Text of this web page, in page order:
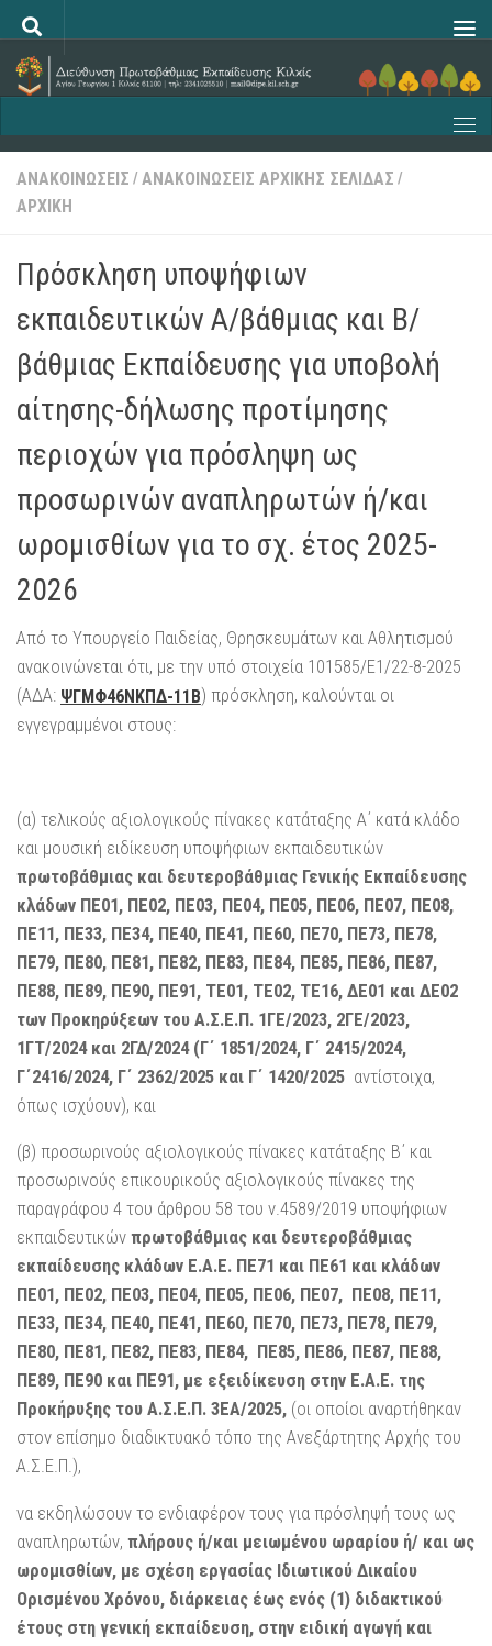
Skip to content
ΑΝΑΚΟΙΝΩΣΕΙΣ / ΑΝΑΚΟΙΝΩΣΕΙΣ ΑΡΧΙΚΗΣ ΣΕΛΙΔΑΣ /
ΑΡΧΙΚΗ
Πρόσκληση υποψήφιων
εκπαιδευτικών Α/βάθμιας και Β/
βάθμιας Εκπαίδευσης για υποβολή
αίτησης-δήλωσης προτίμησης
περιοχών για πρόσληψη ως
προσωρινών αναπληρωτών ή/και
ωρομισθίων για το σχ. έτος 2025-
2026
Από το Υπουργείο Παιδείας, Θρησκευμάτων και Αθλητισμού
ανακοινώνεται ότι, με την υπό στοιχεία 101585/Ε1/22-8-2025
(ΑΔΑ: ΨΓΜΦ46ΝΚΠΔ-11Β) πρόσκληση, καλούνται οι
εγγεγραμμένοι στους:
(α) τελικούς αξιολογικούς πίνακες κατάταξης Α΄ κατά κλάδο
και μουσική ειδίκευση υποψήφιων εκπαιδευτικών
πρωτοβάθμιας και δευτεροβάθμιας Γενικής Εκπαίδευσης
κλάδων ΠΕ01, ΠΕ02, ΠΕ03, ΠΕ04, ΠΕ05, ΠΕ06, ΠΕ07, ΠΕ08,
ΠΕ11, ΠΕ33, ΠΕ34, ΠΕ40, ΠΕ41, ΠΕ60, ΠΕ70, ΠΕ73, ΠΕ78,
ΠΕ79, ΠΕ80, ΠΕ81, ΠΕ82, ΠΕ83, ΠΕ84, ΠΕ85, ΠΕ86, ΠΕ87,
ΠΕ88, ΠΕ89, ΠΕ90, ΠΕ91, ΤΕ01, ΤΕ02, ΤΕ16, ΔΕ01 και ΔΕ02
των Προκηρύξεων του Α.Σ.Ε.Π. 1ΓΕ/2023, 2ΓΕ/2023,
1ΓΤ/2024 και 2ΓΔ/2024 (Γ΄ 1851/2024, Γ΄ 2415/2024,
Γ΄2416/2024, Γ΄ 2362/2025 και Γ΄ 1420/2025 αντίστοιχα,
όπως ισχύουν), και
(β) προσωρινούς αξιολογικούς πίνακες κατάταξης Β΄ και
προσωρινούς επικουρικούς αξιολογικούς πίνακες της
παραγράφου 4 του άρθρου 58 του ν.4589/2019 υποψήφιων
εκπαιδευτικών πρωτοβάθμιας και δευτεροβάθμιας
εκπαίδευσης κλάδων Ε.Α.Ε. ΠΕ71 και ΠΕ61 και κλάδων
ΠΕ01, ΠΕ02, ΠΕ03, ΠΕ04, ΠΕ05, ΠΕ06, ΠΕ07, ΠΕ08, ΠΕ11,
ΠΕ33, ΠΕ34, ΠΕ40, ΠΕ41, ΠΕ60, ΠΕ70, ΠΕ73, ΠΕ78, ΠΕ79,
ΠΕ80, ΠΕ81, ΠΕ82, ΠΕ83, ΠΕ84, ΠΕ85, ΠΕ86, ΠΕ87, ΠΕ88,
ΠΕ89, ΠΕ90 και ΠΕ91, με εξειδίκευση στην Ε.Α.Ε. της
Προκήρυξης του Α.Σ.Ε.Π. 3ΕΑ/2025, (οι οποίοι αναρτήθηκαν
στον επίσημο διαδικτυακό τόπο της Ανεξάρτητης Αρχής του
Α.Σ.Ε.Π.),
να εκδηλώσουν το ενδιαφέρον τους για πρόσληψή τους ως
αναπληρωτών, πλήρους ή/και μειωμένου ωραρίου ή/ και ως
ωρομισθίων, με σχέση εργασίας Ιδιωτικού Δικαίου
Ορισμένου Χρόνου, διάρκειας έως ενός (1) διδακτικού
έτους στη γενική εκπαίδευση, στην ειδική αγωγή και